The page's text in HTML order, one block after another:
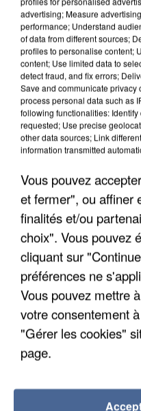
UNE TOURISTE DE
COULÉE DE BOUE
INTERMARCHÉ
advertising; Measure
performance; Understand
of data from different sources;
profiles to personalise content;
content; Use limited data to
detect fraud, and fix errors;
Save and communicate
process personal data such as
following functionalities:
requested; Use precise
other data sources; Link
information transmitted
Vous pouvez
et fermer", ou affiner
finalités et/ou
choix". Vous pouvez
cliquant sur
préférences ne
Vous pouvez mettre
votre consentement
"Gérer les cookies"
page.